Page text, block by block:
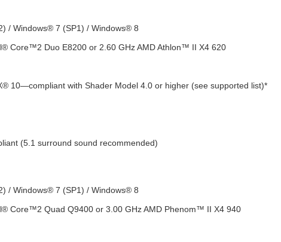
/ Windows® 7 (SP1) / Windows® 8
Core™2 Duo E8200 or 2.60 GHz AMD Athlon™ II X4 620
10—compliant with Shader Model 4.0 or higher (see supported list)*
(5.1 surround sound recommended)
/ Windows® 7 (SP1) / Windows® 8
Core™2 Quad Q9400 or 3.00 GHz AMD Phenom™ II X4 940